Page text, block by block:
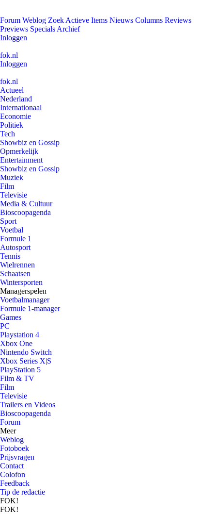
Forum Weblog Zoek Actieve Items Nieuws Columns Reviews
Previews Specials Archief
Inloggen
fok.nl
Inloggen
fok.nl
Actueel
Nederland
Internationaal
Economie
Politiek
Tech
Showbiz en Gossip
Opmerkelijk
Entertainment
Showbiz en Gossip
Muziek
Film
Televisie
Media & Cultuur
Bioscoopagenda
Sport
Voetbal
Formule 1
Autosport
Tennis
Wielrennen
Schaatsen
Wintersporten
Managerspelen
Voetbalmanager
Formule 1-manager
Games
PC
Playstation 4
Xbox One
Nintendo Switch
Xbox Series X|S
PlayStation 5
Film & TV
Film
Televisie
Trailers en Videos
Bioscoopagenda
Forum
Meer
Weblog
Fotoboek
Prijsvragen
Contact
Colofon
Feedback
Tip de redactie
FOK!
FOK!